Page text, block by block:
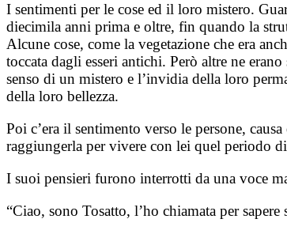
I sentimenti per le cose ed il loro mistero.
diecimila anni prima e oltre, fin quando la
Alcune cose, come la vegetazione che era
toccata dagli esseri antichi. Però altre ne
senso di un mistero e l’invidia della loro
della loro bellezza.
Poi c’era il sentimento verso le persone,
raggiungerla per vivere con lei quel periodo
I suoi pensieri furono interrotti da una voce
“Ciao, sono Tosatto, l’ho chiamata per